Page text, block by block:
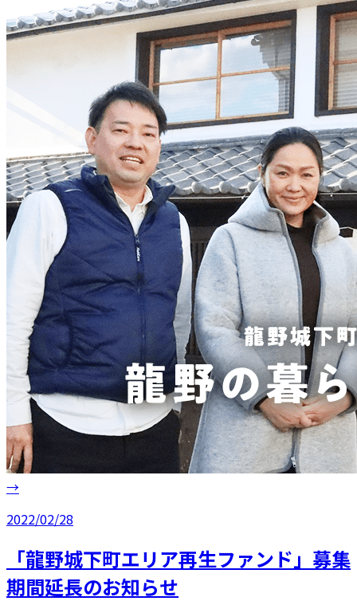
→
2022/02/28
「龍野城下町エリア再生ファンド」募集
期間延長のお知らせ